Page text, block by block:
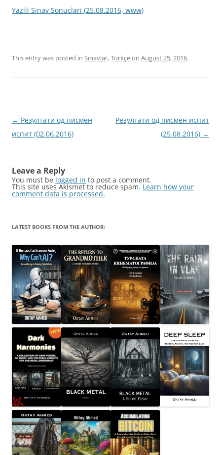
Yazili Sinav Sonuclari (25.08.2016, www)
This entry was posted in Sınavlar,Türkçeon August 25, 2016.
Post
navigation
← Резултати од писмен
испит (02.06.2016)
Резултати од писмен испит
(25.08.2016) →
Leave a Reply
You must be logged in to post a comment.
This site uses Akismet to reduce spam. Learn how your
comment data is processed.
LATEST BOOKS FROM THE AUTHOR: